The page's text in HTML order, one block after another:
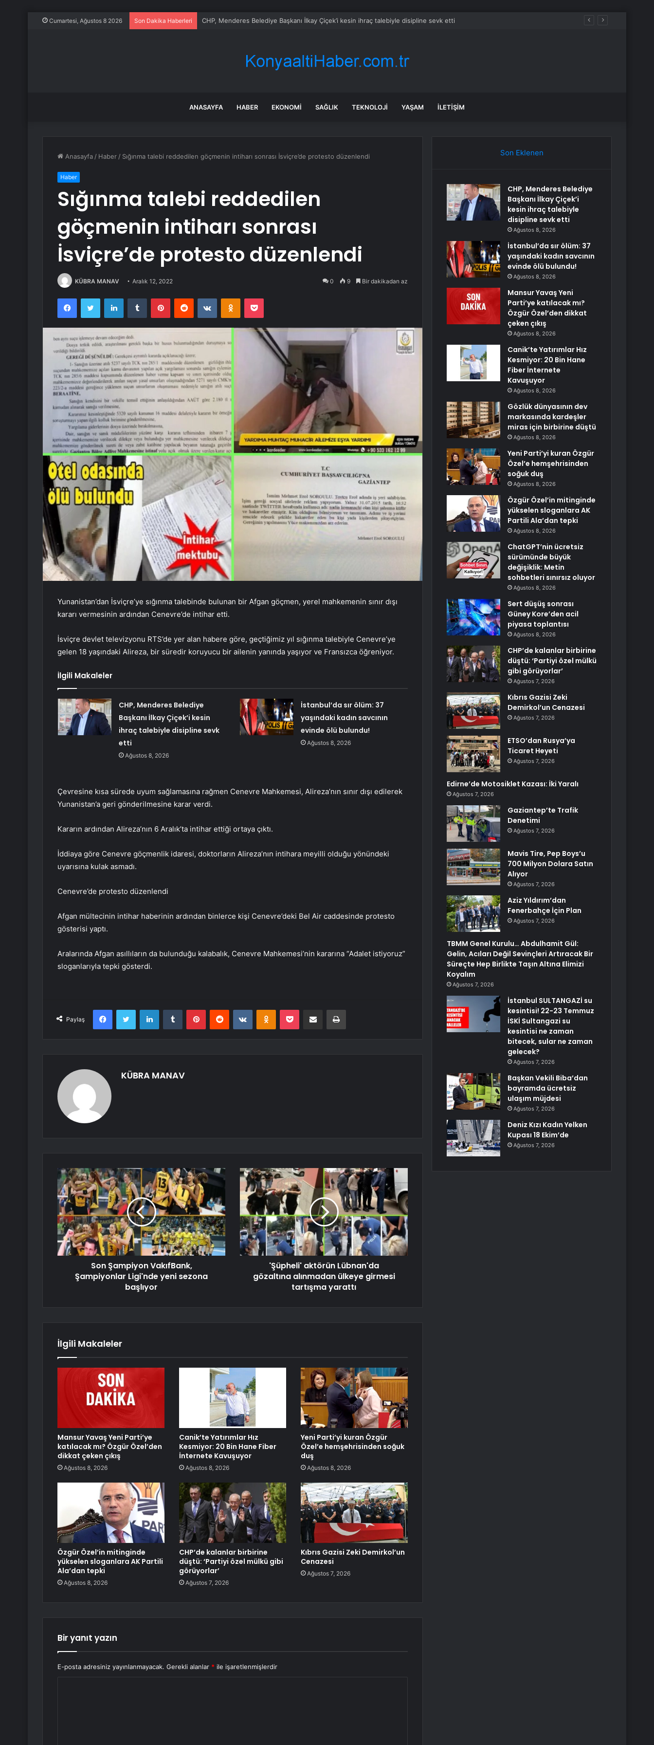
Cumartesi, Ağustos 8 2026 Son Dakika Haberleri İstanbul’da sır ölüm: 37 yaşındaki kadın savcının evinde ölü bulundu!
ANASAYFA HABER EKONOMI SAĞLIK TEKNOLOJI YAŞAM İLETIŞIM
Anasayfa / Haber / Sığınma talebi reddedilen göçmenin intiharı sonrası İsviçre’de protesto düzenlendi
Haber
Sığınma talebi reddedilen
göçmenin intiharı sonrası
İsviçre’de protesto düzenlendi
KÜBRA MANAV Aralık 12, 2022 0 9 Bir dakikadan az
FacebookTwitter LinkedInTumblr PinterestReddit VKontakteOdnoklassniki
Pocket
Yunanistan’dan İsviçre’ye sığınma talebinde bulunan bir Afgan göçmen, yerel mahkemenin sınır dışı
kararı vermesinin ardından Cenevre’de intihar etti.
İsviçre devlet televizyonu RTS’de yer alan habere göre, geçtiğimiz yıl sığınma talebiyle Cenevre’ye
gelen 18 yaşındaki Alireza, bir süredir koruyucu bir ailenin yanında yaşıyor ve Fransızca öğreniyor.
İlgili Makaleler
CHP, Menderes Belediye
Başkanı İlkay Çiçek’i kesin
ihraç talebiyle disipline sevk
etti
Ağustos 8, 2026
İstanbul’da sır ölüm: 37
yaşındaki kadın savcının
evinde ölü bulundu!
Ağustos 8, 2026
Çevresine kısa sürede uyum sağlamasına rağmen Cenevre Mahkemesi, Alireza’nın sınır dışı edilerek
Yunanistan’a geri gönderilmesine karar verdi.
Kararın ardından Alireza’nın 6 Aralık’ta intihar ettiği ortaya çıktı.
İddiaya göre Cenevre göçmenlik idaresi, doktorların Alireza’nın intihara meyilli olduğu yönündeki
uyarısına kulak asmadı.
Cenevre’de protesto düzenlendi
Afgan mültecinin intihar haberinin ardından binlerce kişi Cenevre’deki Bel Air caddesinde protesto
gösterisi yaptı.
Aralarında Afgan asıllıların da bulunduğu kalabalık, Cenevre Mahkemesi’nin kararına “Adalet istiyoruz”
sloganlarıyla tepki gösterdi.
Paylaş
FacebookTwitter LinkedInTumblr PinterestReddit VKontakteOdnoklassniki
Pocket E-Posta ile paylaş Yazdır
KÜBRA MANAV
Son Şampiyon VakıfBank,
Şampiyonlar Ligi'nde yeni sezona
başlıyor
'Şüpheli' aktörün Lübnan'da
gözaltına alınmadan ülkeye girmesi
tartışma yarattı
İlgili Makaleler
Mansur Yavaş Yeni Parti’ye
katılacak mı? Özgür Özel’den
dikkat çeken çıkış
Ağustos 8, 2026
Canik’te Yatırımlar Hız
Kesmiyor: 20 Bin Hane Fiber
İnternete Kavuşuyor
Ağustos 8, 2026
Yeni Parti’yi kuran Özgür
Özel’e hemşehrisinden soğuk
duş
Ağustos 8, 2026
Özgür Özel’in mitinginde
yükselen sloganlara AK Partili
Ala’dan tepki
Ağustos 8, 2026
CHP’de kalanlar birbirine
düştü: ‘Partiyi özel mülkü gibi
görüyorlar’
Ağustos 7, 2026
Kıbrıs Gazisi Zeki Demirkol’un
Cenazesi
Ağustos 7, 2026
Bir yanıt yazın
E-posta adresiniz yayınlanmayacak. Gerekli alanlar * ile işaretlenmişlerdir
Son Eklenen
CHP, Menderes Belediye
Başkanı İlkay Çiçek’i
kesin ihraç talebiyle
disipline sevk etti
Ağustos 8, 2026
İstanbul’da sır ölüm: 37
yaşındaki kadın savcının
evinde ölü bulundu!
Ağustos 8, 2026
Mansur Yavaş Yeni
Parti’ye katılacak mı?
Özgür Özel’den dikkat
çeken çıkış
Ağustos 8, 2026
Canik’te Yatırımlar Hız
Kesmiyor: 20 Bin Hane
Fiber İnternete
Kavuşuyor
Ağustos 8, 2026
Gözlük dünyasının dev
markasında kardeşler
miras için birbirine düştü
Ağustos 8, 2026
Yeni Parti’yi kuran Özgür
Özel’e hemşehrisinden
soğuk duş
Ağustos 8, 2026
Özgür Özel’in mitinginde
yükselen sloganlara AK
Partili Ala’dan tepki
Ağustos 8, 2026
ChatGPT’nin ücretsiz
sürümünde büyük
değişiklik: Metin
sohbetleri sınırsız oluyor
Ağustos 8, 2026
Sert düşüş sonrası
Güney Kore’den acil
piyasa toplantısı
Ağustos 8, 2026
CHP’de kalanlar birbirine
düştü: ‘Partiyi özel mülkü
gibi görüyorlar’
Ağustos 7, 2026
Kıbrıs Gazisi Zeki
Demirkol’un Cenazesi
Ağustos 7, 2026
ETSO’dan Rusya’ya
Ticaret Heyeti
Ağustos 7, 2026
Edirne’de Motosiklet Kazası: İki Yaralı
Ağustos 7, 2026
Gaziantep’te Trafik
Denetimi
Ağustos 7, 2026
Mavis Tire, Pep Boys’u
700 Milyon Dolara Satın
Alıyor
Ağustos 7, 2026
Aziz Yıldırım’dan
Fenerbahçe İçin Plan
Ağustos 7, 2026
TBMM Genel Kurulu… Abdulhamit Gül:
Gelin, Acıları Değil Sevinçleri Artıracak Bir
Süreçte Hep Birlikte Taşın Altına Elimizi
Koyalım
Ağustos 7, 2026
İstanbul SULTANGAZİ su
kesintisi! 22-23 Temmuz
İSKİ Sultangazi su
kesintisi ne zaman
bitecek, sular ne zaman
gelecek?
Ağustos 7, 2026
Başkan Vekili Biba’dan
bayramda ücretsiz
ulaşım müjdesi
Ağustos 7, 2026
Deniz Kızı Kadın Yelken
Kupası 18 Ekim’de
Ağustos 7, 2026